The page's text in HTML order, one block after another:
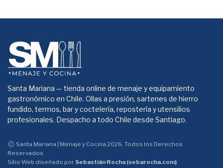
Santa Mariana — tienda online de menaje y equipamiento
gastronómico en Chile. Ollas a presión, sartenes de hierro
fundido, termos, bar y coctelería, repostería y utensilios
profesionales. Despacho a todo Chile desde Santiago.
Santa Mariana | Menaje y Cocina 2026. Todos los Derechos
Reservados.
Sitio Web diseñado por Sebastián Rocha (sebarocha.com)